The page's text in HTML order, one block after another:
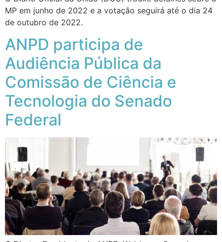
MP em junho de 2022 e a votação seguirá até o dia 24
de outubro de 2022.
ANPD participa de
Audiência Pública da
Comissão de Ciência e
Tecnologia do Senado
Federal